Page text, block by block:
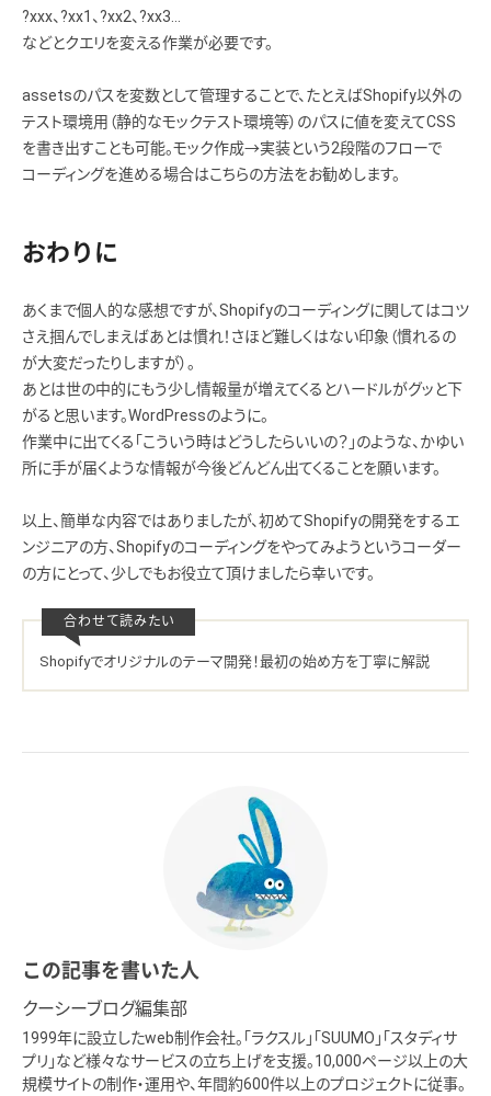
?xxx、?xx1、?xx2、?xx3…
などとクエリを変える作業が必要です。
assetsのパスを変数として管理することで、たとえばShopify以外の
テスト環境用（静的なモックテスト環境等）のパスに値を変えてCSS
を書き出すことも可能。モック作成→実装という2段階のフローで
コーディングを進める場合はこちらの方法をお勧めします。
おわりに
あくまで個人的な感想ですが、Shopifyのコーディングに関してはコツ
さえ掴んでしまえばあとは慣れ！さほど難しくはない印象（慣れるの
が大変だったりしますが）。
あとは世の中的にもう少し情報量が増えてくるとハードルがグッと下
がると思います。WordPressのように。
作業中に出てくる「こういう時はどうしたらいいの？」のような、かゆい
所に手が届くような情報が今後どんどん出てくることを願います。
以上、簡単な内容ではありましたが、初めてShopifyの開発をするエ
ンジニアの方、Shopifyのコーディングをやってみようというコーダー
の方にとって、少しでもお役立て頂けましたら幸いです。
Shopifyでオリジナルのテーマ開発！最初の始め方を丁寧に解説
この記事を書いた人
クーシーブログ編集部
1999年に設立したweb制作会社。「ラクスル」「SUUMO」「スタディサ
プリ」など様々なサービスの立ち上げを支援。10,000ページ以上の大
規模サイトの制作・運用や、年間約600件以上のプロジェクトに従事。